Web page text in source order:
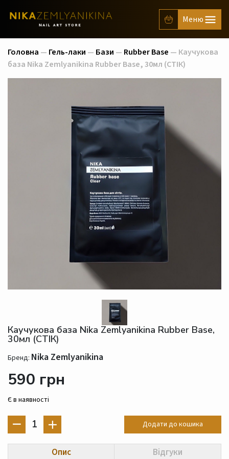
Головна — Гель-лаки — Бази — Rubber Base — Каучукова
база Nika Zemlyanikina Rubber Base, 30мл (СТІК)
Каучукова база Nika Zemlyanikina Rubber Base,
30мл (СТІК)
Бренд: Nika Zemlyanikina
590 грн
Є в наявності
1 Додати до кошика
Опис Відгуки